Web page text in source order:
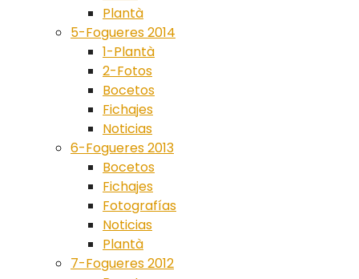
Plantà
5-Fogueres 2014
1-Plantà
2-Fotos
Bocetos
Fichajes
Noticias
6-Fogueres 2013
Bocetos
Fichajes
Fotografías
Noticias
Plantà
7-Fogueres 2012